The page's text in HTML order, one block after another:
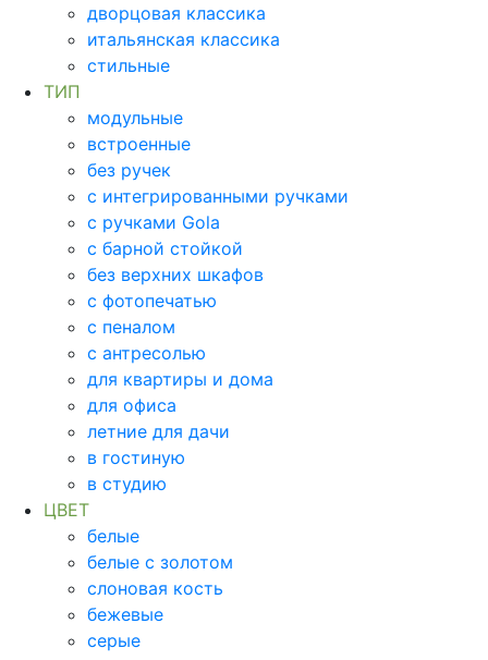
дворцовая классика
итальянская классика
стильные
ТИП
модульные
встроенные
без ручек
с интегрированными ручками
с ручками Gola
с барной стойкой
без верхних шкафов
с фотопечатью
с пеналом
с антресолью
для квартиры и дома
для офиса
летние для дачи
в гостиную
в студию
ЦВЕТ
белые
белые с золотом
слоновая кость
бежевые
серые